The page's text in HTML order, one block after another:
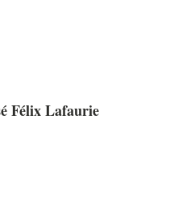
Félix Lafaurie